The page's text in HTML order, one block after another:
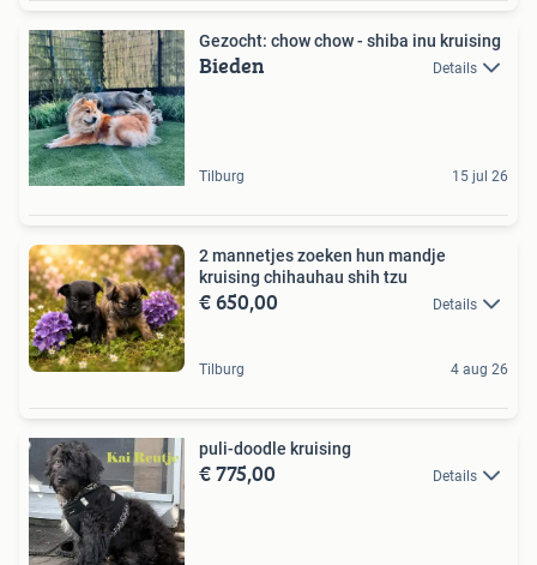
Gezocht: chow chow - shiba inu kruising
Bieden Details
Tilburg 15 jul 26
2 mannetjes zoeken hun mandje
kruising chihauhau shih tzu
€ 650,00 Details
Tilburg 4 aug 26
puli-doodle kruising
€ 775,00 Details